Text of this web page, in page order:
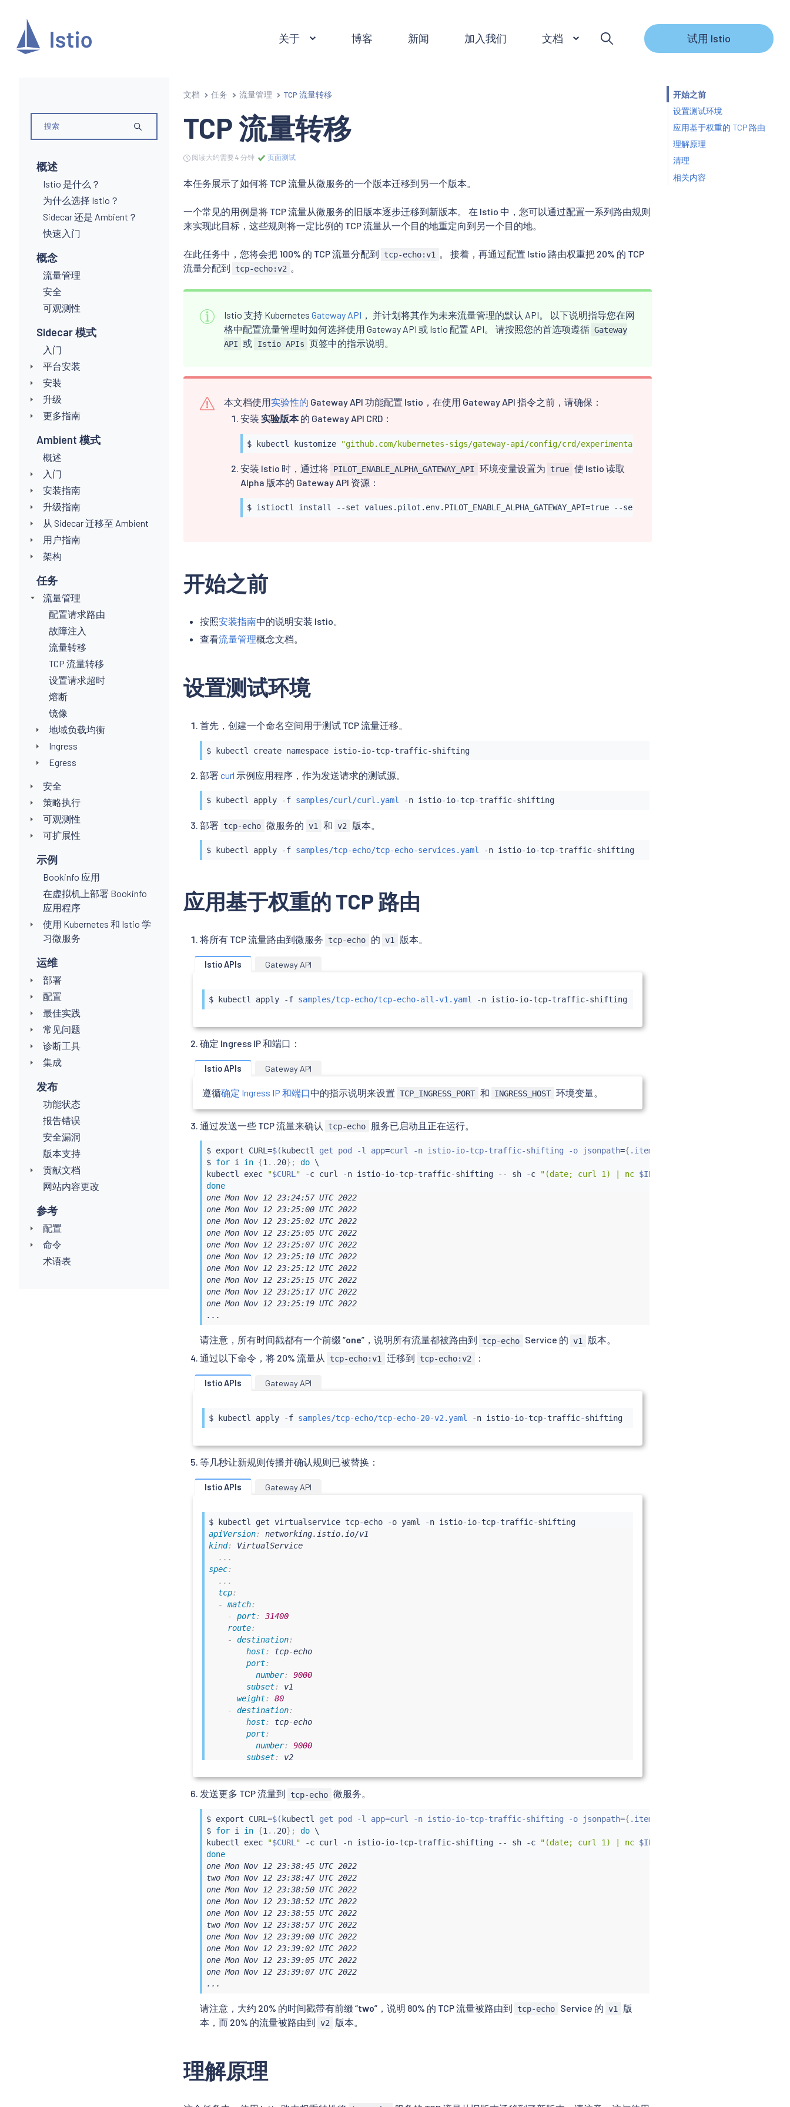
关于 博客 新闻 加入我们 文档 试用 Istio
概述
Istio 是什么？
为什么选择 Istio？
Sidecar 还是 Ambient？
快速入门
概念
流量管理
安全
可观测性
Sidecar 模式
入门
平台安装
安装
升级
更多指南
Ambient 模式
概述
入门
安装指南
升级指南
从 Sidecar 迁移至 Ambient
用户指南
架构
任务
流量管理
配置请求路由
故障注入
流量转移
TCP 流量转移
设置请求超时
熔断
镜像
地域负载均衡
Ingress
Egress
安全
策略执行
可观测性
可扩展性
示例
Bookinfo 应用
在虚拟机上部署 Bookinfo
应用程序
使用 Kubernetes 和 Istio 学
习微服务
运维
部署
配置
最佳实践
常见问题
诊断工具
集成
发布
功能状态
报告错误
安全漏洞
版本支持
贡献文档
网站内容更改
参考
配置
命令
术语表
文档 任务 流量管理 TCP 流量转移
TCP 流量转移
阅读大约需要 4 分钟 页面测试
本任务展示了如何将 TCP 流量从微服务的一个版本迁移到另一个版本。
一个常见的用例是将 TCP 流量从微服务的旧版本逐步迁移到新版本。 在 Istio 中，您可以通过配置一系列路由规则
来实现此目标，这些规则将一定比例的 TCP 流量从一个目的地重定向到另一个目的地。
在此任务中，您将会把 100% 的 TCP 流量分配到 tcp-echo:v1
。 接着，再通过配置 Istio 路由权重把 20% 的 TCP
流量分配到
tcp-echo:v2 。
Istio 支持 Kubernetes Gateway API ， 并计划将其作为未来流量管理的默认 API。 以下说明指导您在网
格中配置流量管理时如何选择使用 Gateway API 或 Istio 配置 API。 请按照您的首选项遵循 Gateway
API 或 Istio APIs 页签中的指示说明。
本文档使用实验性的 Gateway API 功能配置 Istio，在使用 Gateway API 指令之前，请确保：
安装 实验版本的 Gateway API CRD：
$ kubectl kustomize "github.com/kubernetes-sigs/gateway-api/config/crd/experimental?ref=v1.6.0"
安装 Istio 时，通过将 PILOT_ENABLE_ALPHA_GATEWAY_API 环境变量设置为 true 使 Istio 读取
Alpha 版本的 Gateway API 资源：
$ istioctl install --set values.pilot.env.PILOT_ENABLE_ALPHA_GATEWAY_API=true --set profile
开始之前
按照安装指南中的说明安装 Istio。
查看流量管理概念文档。
设置测试环境
首先，创建一个命名空间用于测试 TCP 流量迁移。
$ kubectl create namespace istio-io-tcp-traffic-shifting
部署curl 示例应用程序，作为发送请求的测试源。
$ kubectl apply -f samples/curl/curl.yaml -n istio-io-tcp-traffic-shifting
部署 tcp-echo 微服务的 v1 和 v2 版本。
$ kubectl apply -f samples/tcp-echo/tcp-echo-services.yaml -n istio-io-tcp-traffic-shifting
应用基于权重的 TCP 路由
将所有 TCP 流量路由到微服务 tcp-echo 的 v1 版本。
Istio APIs Gateway API
$ kubectl apply -f samples/tcp-echo/tcp-echo-all-v1.yaml -n istio-io-tcp-traffic-shifting
确定 Ingress IP 和端口：
Istio APIs Gateway API
遵循确定 Ingress IP 和端口中的指示说明来设置 TCP_INGRESS_PORT 和 INGRESS_HOST 环境变量。
通过发送一些 TCP 流量来确认 tcp-echo 服务已启动且正在运行。
$ export CURL =$( kubectl get pod -l app=curl -n istio-io-tcp-traffic-shifting -o jsonpath={ .items
$ for i in {1 .. 20} ; do
kubectl
exec "$CURL " -c curl -n istio-io-tcp-traffic-shifting -- sh -c "(date; curl 1) | nc $INGRESS_HOST
done
one Mon Nov 12 23:24:57 UTC 2022
one Mon Nov 12 23:25:00 UTC 2022
one Mon Nov 12 23:25:02 UTC 2022
one Mon Nov 12 23:25:05 UTC 2022
one Mon Nov 12 23:25:07 UTC 2022
one Mon Nov 12 23:25:10 UTC 2022
one Mon Nov 12 23:25:12 UTC 2022
one Mon Nov 12 23:25:15 UTC 2022
one Mon Nov 12 23:25:17 UTC 2022
one Mon Nov 12 23:25:19 UTC 2022
...
请注意，所有时间戳都有一个前缀 “one”，说明所有流量都被路由到 tcp-echo Service 的 v1
版本。
通过以下命令，将 20% 流量从
tcp-echo:v1 迁移到 tcp-echo:v2 ：
Istio APIs Gateway API
$ kubectl apply -f samples/tcp-echo/tcp-echo-20-v2.yaml -n istio-io-tcp-traffic-shifting
等几秒让新规则传播并确认规则已被替换：
Istio APIs Gateway API
$ kubectl
get virtualservice tcp-echo -o yaml -n istio-io-tcp-traffic-shifting
apiVersion:
kind:
VirtualService
...
spec:
...
tcp:
-
match:
-
port:
31400
route:
-
destination:
host: tcp-echo
port:
number:
9000
subset:
v1
weight:
80
-
destination:
host: tcp-echo
port:
number:
9000
subset:
v2
发送更多 TCP 流量到 tcp-echo 微服务。
$ export CURL =$( kubectl get pod -l app=curl -n istio-io-tcp-traffic-shifting -o jsonpath={ .items
$ for i in {1 .. 20} ; do
kubectl
exec "$CURL " -c curl -n istio-io-tcp-traffic-shifting -- sh -c "(date; curl 1) | nc $INGRESS_HOST
done
one Mon Nov 12 23:38:45 UTC 2022
two Mon Nov 12 23:38:47 UTC 2022
one Mon Nov 12 23:38:50 UTC 2022
one Mon Nov 12 23:38:52 UTC 2022
one Mon Nov 12 23:38:55 UTC 2022
two Mon Nov 12 23:38:57 UTC 2022
one Mon Nov 12 23:39:00 UTC 2022
one Mon Nov 12 23:39:02 UTC 2022
one Mon Nov 12 23:39:05 UTC 2022
one Mon Nov 12 23:39:07 UTC 2022
...
请注意，大约 20% 的时间戳带有前缀 “two”，说明 80% 的 TCP 流量被路由到 tcp-echo Service 的 v1
版
本，而 20% 的流量被路由到 v2 版本。
理解原理
开始之前
设置测试环境
应用基于权重的 TCP 路由
理解原理
清理
相关内容